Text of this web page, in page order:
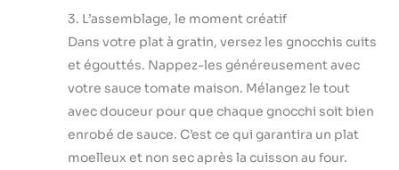
3. L’assemblage, le moment créatif
Dans votre plat à gratin, versez les gnocchis cuits
et égouttés. Nappez-les généreusement avec
votre sauce tomate maison. Mélangez le tout
avec douceur pour que chaque gnocchi soit bien
enrobé de sauce. C’est ce qui garantira un plat
moelleux et non sec après la cuisson au four.